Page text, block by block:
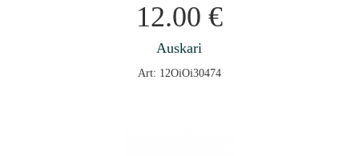
12.00 €
Auskari
Art: 12OiOi30474